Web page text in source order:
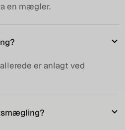
en mægler.
er anlagt ved